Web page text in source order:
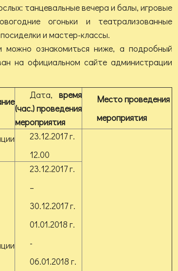
танцевальные вечера и балы, игровые
огоньки и театрализованные
и мастер-классы.
можно ознакомиться ниже, а подробный
на официальном сайте администрации
Дата, время
(час.) проведения
мероприятия
Местопроведения
мероприятия
23.12.2017 г.
12.00
23.12.2017 г.
–
30.12.2017 г.
01.01.2018 г.
-
06.01.2018 г.